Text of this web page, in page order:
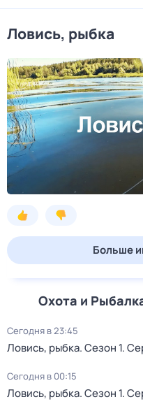
Ловись, рыбка
Больше
Охота и
Сегодня в 23:45
Ловись, рыбка. Сезон 1.
Сегодня в 00:15
Ловись, рыбка. Сезон 1.